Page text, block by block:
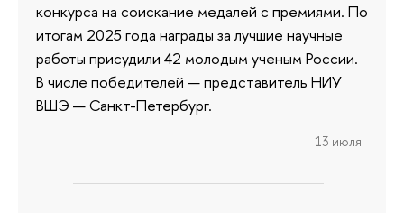
конкурса на соискание медалей с премиями. По
итогам 2025 года награды за лучшие научные
работы присудили 42 молодым ученым России.
В числе победителей — представитель НИУ
ВШЭ — Санкт-Петербург.
13 июля